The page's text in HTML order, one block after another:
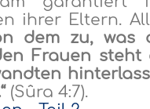
ihrer Eltern.
dem zu, was
Frauen
(Sûra 4:7).